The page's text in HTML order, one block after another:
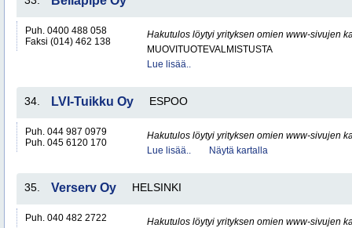
Puh. 0400 488 058
Faksi (014) 462 138
Hakutulos löytyi yrityksen omien www-sivujen
MUOVITUOTEVALMISTUSTA
Lue lisää..
34. LVI-Tuikku Oy ESPOO
Puh. 044 987 0979
Puh. 045 6120 170
Hakutulos löytyi yrityksen omien www-sivujen
Lue lisää..
Näytä kartalla
35. Verserv Oy HELSINKI
Puh. 040 482 2722
Hakutulos löytyi yrityksen omien www-sivujen